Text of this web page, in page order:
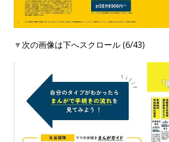
▼次の画像は下へスクロール (6/43)